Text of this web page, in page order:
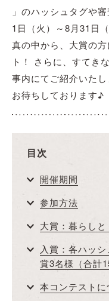
」のハッシュタグや
1日（火）～8月31日
真の中から、大賞の
ト！ さらに、すてき
事内にてご紹介いた
お待ちしております♪
目次
開催期間
参加方法
大賞：暮らしと
入賞：各ハッ
賞3名様（合計
本コンテストに